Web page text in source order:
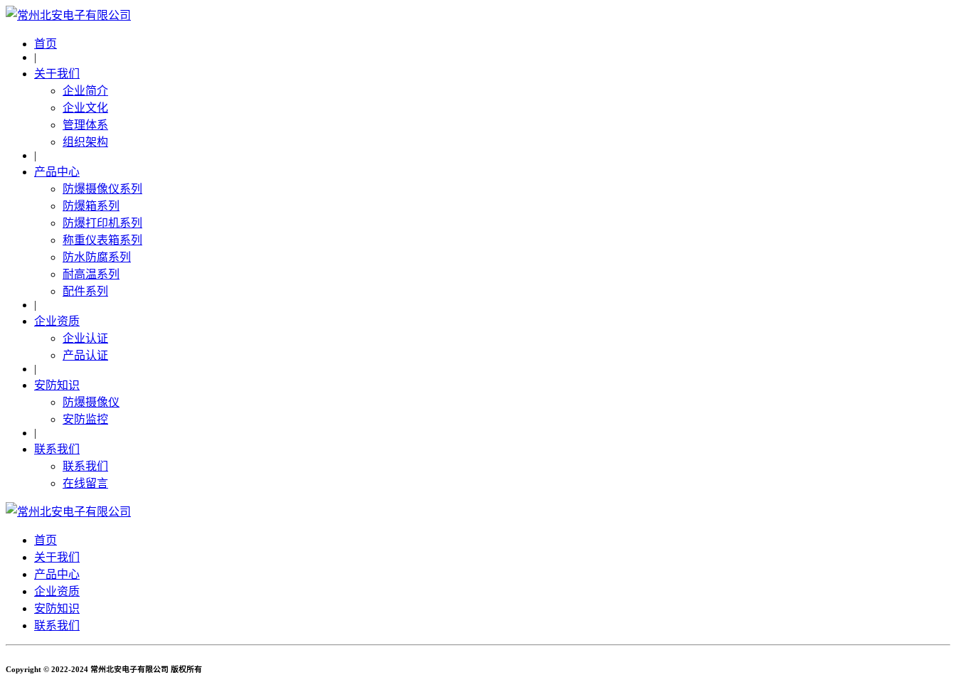
首页
|
关于我们
企业简介
企业文化
管理体系
组织架构
|
产品中心
防爆摄像仪系列
防爆箱系列
防爆打印机系列
称重仪表箱系列
防水防腐系列
耐高温系列
配件系列
|
企业资质
企业认证
产品认证
|
安防知识
防爆摄像仪
安防监控
|
联系我们
联系我们
在线留言
首页
关于我们
产品中心
企业资质
安防知识
联系我们
Copyright © 2022-2024 常州北安电子有限公司 版权所有